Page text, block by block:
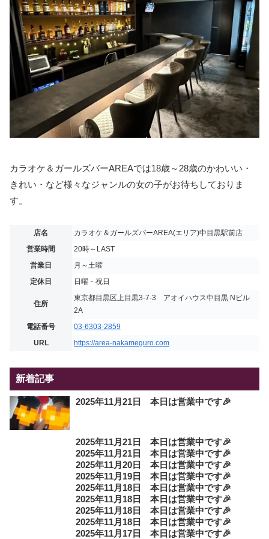
カラオケ＆ガールズバーAREAでは18歳～28歳のかわいい・
きれい・など様々なジャンルの女の子がお待ちしておりま
す。
店名
カラオケ＆ガールズバーAREA(エリア)中目黒駅前店
営業時間
20時～LAST
営業日
月～土曜
定休日
日曜・祝日
住所
東京都目黒区上目黒3-7-3 アオイハウス中目黒 Nビル
2A
電話番号
03-6303-2859
URL
https://area-nakameguro.com
新着記事
2025年11月21日 本日は営業中です🎉
2025年11月21日 本日は営業中です🎉
2025年11月21日 本日は営業中です🎉
2025年11月20日 本日は営業中です🎉
2025年11月19日 本日は営業中です🎉
2025年11月18日 本日は営業中です🎉
2025年11月18日 本日は営業中です🎉
2025年11月18日 本日は営業中です🎉
2025年11月18日 本日は営業中です🎉
2025年11月17日 本日は営業中です🎉